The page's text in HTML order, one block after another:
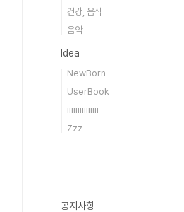
건강, 음식
음악
Idea
NewBorn
UserBook
iiiiiiiiiiiiiii
Zzz
공지사항